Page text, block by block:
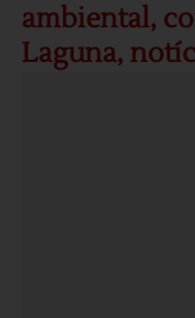
ambiental,
Laguna,